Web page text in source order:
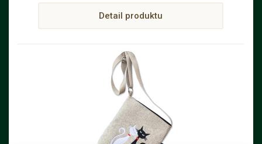
Detail produktu